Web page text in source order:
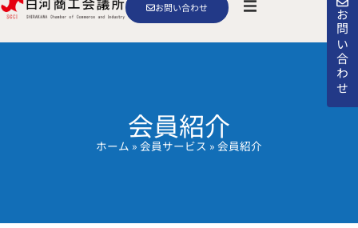
お問い合わせ
お問い合わせ
会員紹介
ホーム » 会員サービス » 会員紹介